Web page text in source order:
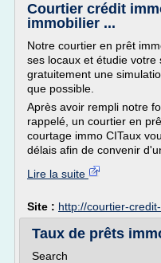
Courtier crédit
immobilier ...
Notre courtier en prêt
ses locaux et étudie
gratuitement une
que possible.
Après avoir rempli notre
rappelé, un courtier en
courtage immo CITaux
délais afin de convenir
Lire la suite
Site : http://courtier-
Taux de prêts
Search